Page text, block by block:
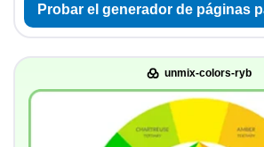
Probar el generador de páginas
unmix-colors-ryb